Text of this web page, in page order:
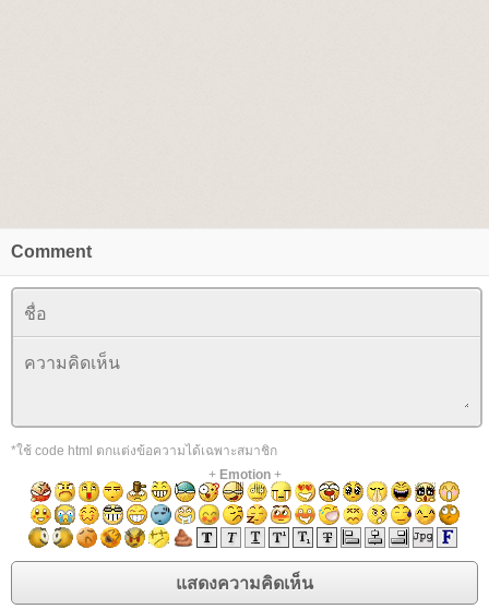
Comment
*ใช้ code html ตกแต่งข้อความได้เฉพาะสมาชิก
+ Emotion+